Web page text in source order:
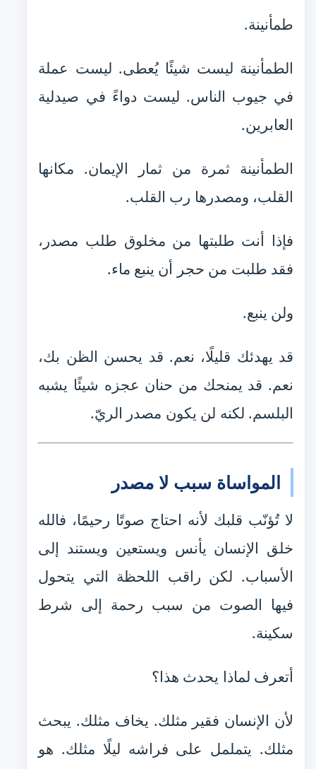
طمأنينة.
الطمأنينة ليست شيئًا يُعطى. ليست عملة
في جيوب الناس. ليست دواءً في صيدلية
العابرين.
الطمأنينة ثمرة من ثمار الإيمان. مكانها
القلب، ومصدرها رب القلب.
فإذا أنت طلبتها من مخلوق طلب مصدر،
فقد طلبت من حجر أن ينبع ماء.
ولن ينبع.
قد يهدئك قليلًا، نعم. قد يحسن الظن بك،
نعم. قد يمنحك من حنان عجزه شيئًا يشبه
البلسم. لكنه لن يكون مصدر الريّ.
المواساة سبب لا مصدر
لا تُؤنّب قلبك لأنه احتاج صوتًا رحيمًا، فالله
خلق الإنسان يأنس ويستعين ويستند إلى
الأسباب. لكن راقب اللحظة التي يتحول
فيها الصوت من سبب رحمة إلى شرط
سكينة.
أتعرف لماذا يحدث هذا؟
لأن الإنسان فقير مثلك. يخاف مثلك. يبحث
مثلك. يتململ على فراشه ليلًا مثلك. هو